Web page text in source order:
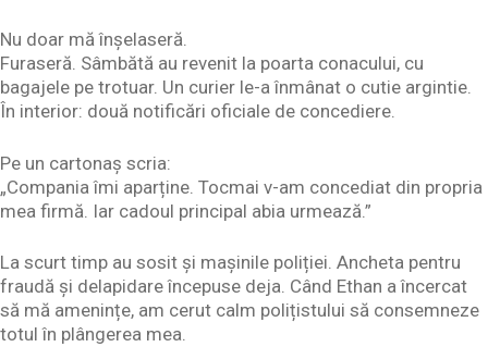
Nu doar mă înșelaseră.
Furaseră. Sâmbătă au revenit la poarta conacului, cu
bagajele pe trotuar. Un curier le-a înmânat o cutie argintie.
În interior: două notificări oficiale de concediere.
Pe un cartonaș scria:
„Compania îmi aparține. Tocmai v-am concediat din propria
mea firmă. Iar cadoul principal abia urmează.”
La scurt timp au sosit și mașinile poliției. Ancheta pentru
fraudă și delapidare începuse deja. Când Ethan a încercat
să mă amenințe, am cerut calm polițistului să consemneze
totul în plângerea mea.